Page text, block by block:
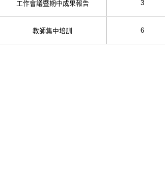
工作會議暨期中成果報告 3
教師集中培訓 6